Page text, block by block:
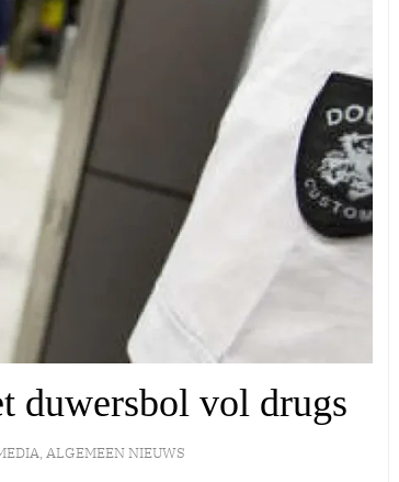
duwersbol vol drugs
, ALGEMEEN NIEUWS